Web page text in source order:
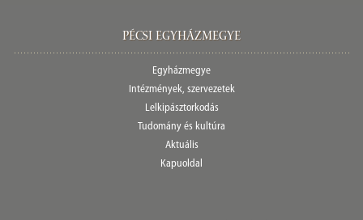
Pécsi egyházmegye
Egyházmegye
Intézmények, szervezetek
Lelkipásztorkodás
Tudomány és kultúra
Aktuális
Kapuoldal